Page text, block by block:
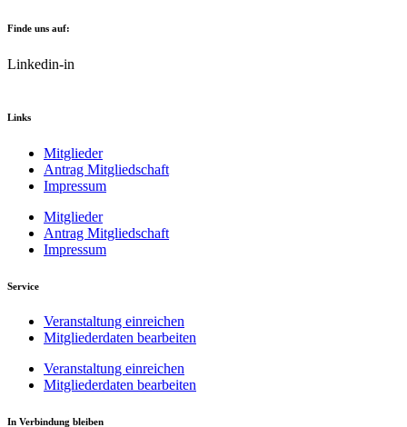
Finde uns auf:
Linkedin-in
Links
Mitglieder
Antrag Mitgliedschaft
Impressum
Mitglieder
Antrag Mitgliedschaft
Impressum
Service
Veranstaltung einreichen
Mitgliederdaten bearbeiten
Veranstaltung einreichen
Mitgliederdaten bearbeiten
In Verbindung bleiben